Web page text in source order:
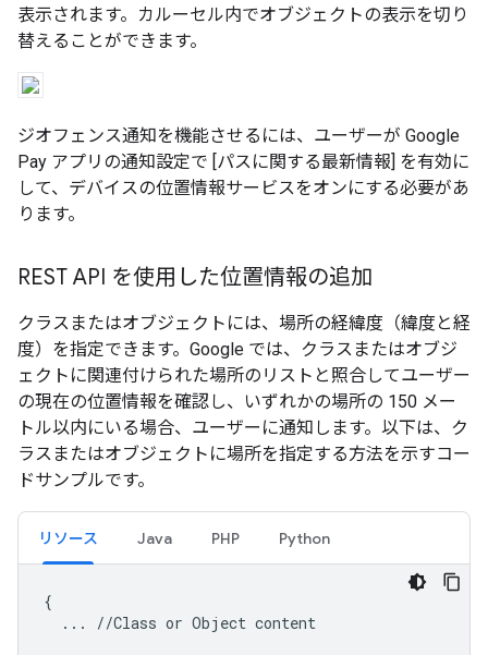
表示されます。カルーセル内でオブジェクトの表示を切り
替えることができます。
ジオフェンス通知を機能させるには、ユーザーが Google
Pay アプリの通知設定で [パスに関する最新情報] を有効に
して、デバイスの位置情報サービスをオンにする必要があ
ります。
REST API を使用した位置情報の追加
クラスまたはオブジェクトには、場所の経緯度（緯度と経
度）を指定できます。Google では、クラスまたはオブジ
ェクトに関連付けられた場所のリストと照合してユーザー
の現在の位置情報を確認し、いずれかの場所の 150 メー
トル以内にいる場合、ユーザーに通知します。以下は、ク
ラスまたはオブジェクトに場所を指定する方法を示すコー
ドサンプルです。
リソース Java PHP Python
{
  ... //Class or Object content